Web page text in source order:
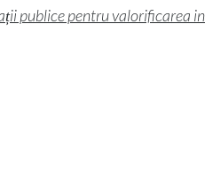
publice pentru valorificarea